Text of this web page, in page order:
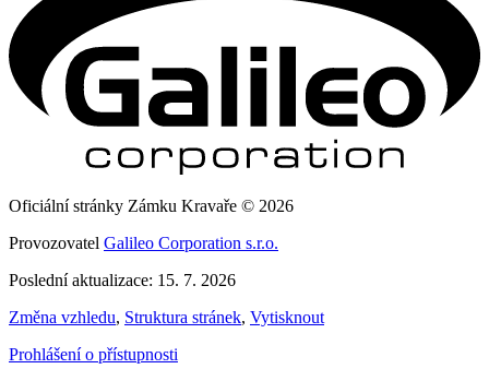
Oficiální stránky Zámku Kravaře © 2026
Provozovatel Galileo Corporation s.r.o.
Poslední aktualizace: 15. 7. 2026
Změna vzhledu, Struktura stránek, Vytisknout
Prohlášení o přístupnosti